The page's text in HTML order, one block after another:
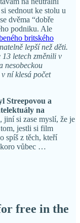
sednout ke stolu u
dvěma “dobře
podniku. Ale
britského
lepší než děti.
13 letech změnili v
nesobeckou
ní klesá počet
Streepovou a
na
jiní si zase myslí, že je
jestli si film
spíš z těch, kteří
vůbec …
free in the